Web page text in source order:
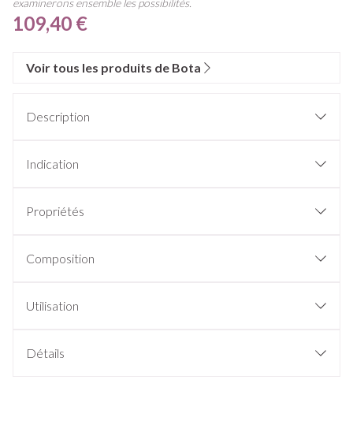
109,40 €
examinerons ensemble les possibilités.
Voir tous les produits de Bota
Description
Indication
Propriétés
Composition
Utilisation
Détails